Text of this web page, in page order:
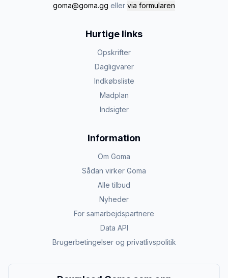
goma@goma.gg eller via formularen
Hurtige links
Opskrifter
Dagligvarer
Indkøbsliste
Madplan
Indsigter
Information
Om Goma
Sådan virker Goma
Alle tilbud
Nyheder
For samarbejdspartnere
Data API
Brugerbetingelser og privatlivspolitik